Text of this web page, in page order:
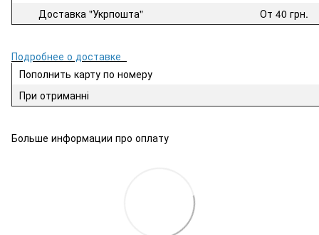
Доставка "Укрпошта"
От 40 грн.
Подробнее о доставке
Пополнить карту по номеру
При отриманні
Больше информации про оплату